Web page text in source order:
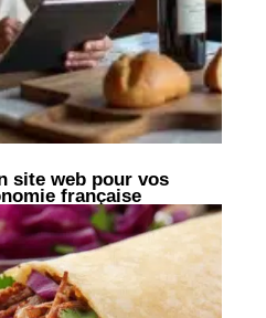
site web pour vos
française